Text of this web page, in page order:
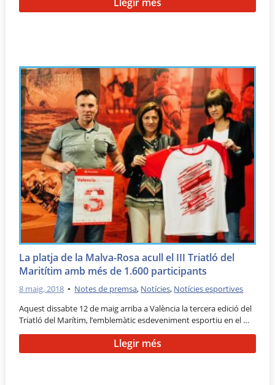
La platja de la Malva-Rosa acull el III Triatló del
Maritítim amb més de 1.600 participants
8 maig, 2018 • Notes de premsa, Notícies, Notícies esportives
Aquest dissabte 12 de maig arriba a València la tercera edició del
Triatló del Marítim, l’emblemàtic esdeveniment esportiu en el …
Llegir més